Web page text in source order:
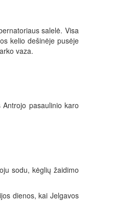
salelė. Visa
kelio dešinėje pusėje
vaza.
pasaulinio karo
sodu, kėglių žaidimo
dienos, kai Jelgavos